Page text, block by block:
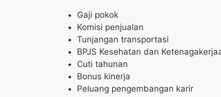
Gaji pokok
Komisi penjualan
Tunjangan transportasi
BPJS Kesehatan dan
Cuti tahunan
Bonus kinerja
Peluang pengembangan karir